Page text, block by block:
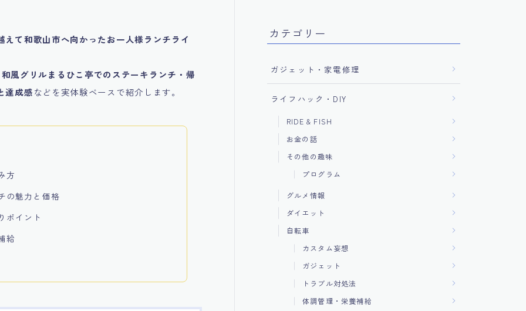
えて和歌山市へ向かったお一人様ランチライ
風グリルまるひこ亭でのステーキランチ・帰
達成感などを実体験ベースで紹介します。
方
の魅力と価格
ポイント
給
カテゴリー
ガジェット・家電修理
ライフハック・DIY
RIDE & FISH
お金の話
その他の趣味
プログラム
グルメ情報
ダイエット
自転車
カスタム妄想
ガジェット
トラブル対処法
体調管理・栄養補給